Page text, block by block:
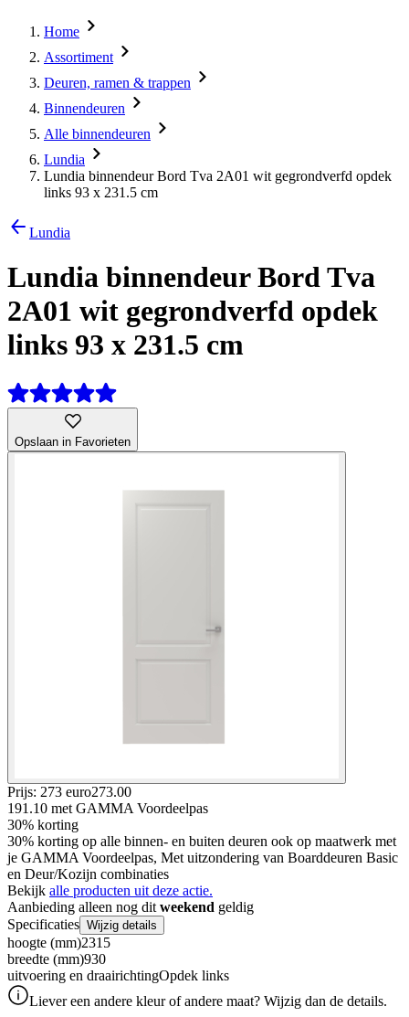
Home
Assortiment
Deuren, ramen & trappen
Binnendeuren
Alle binnendeuren
Lundia
Lundia binnendeur Bord Tva 2A01 wit gegrondverfd opdek
links 93 x 231.5 cm
Lundia
Lundia binnendeur Bord Tva
2A01 wit gegrondverfd opdek
links 93 x 231.5 cm
Opslaan in Favorieten
Prijs: 273 euro273.00
191.10 met GAMMA Voordeelpas
30% korting
30% korting op alle binnen- en buiten deuren ook op maatwerk met
je GAMMA Voordeelpas, Met uitzondering van Boarddeuren Basic
en Deur/Kozijn combinaties
Bekijk alle producten uit deze actie.
Aanbieding alleen nog dit weekend geldig
Specificaties Wijzig details
hoogte (mm)2315
breedte (mm)930
uitvoering en draairichtingOpdek links
Liever een andere kleur of andere maat? Wijzig dan de details.